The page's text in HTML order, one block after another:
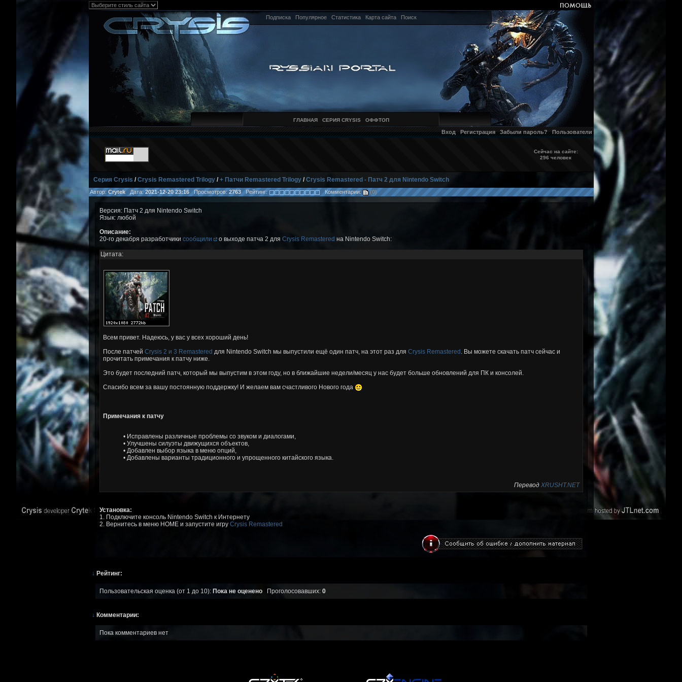
Подписка Популярное Статистика Карта сайта Поиск
ГЛАВНАЯ СЕРИЯ CRYSIS ОФФТОП
Вход Регистрация Забыли пароль? Пользователи
Сейчас на сайте:
296 человек
Серия Crysis /Crysis Remastered Trilogy/+ Патчи Remastered Trilogy/Crysis Remastered - Патч 2 для Nintendo Switch
Автор: CrytekДата:2021-12-20 23:16Просмотров:2763Рейтинг: Комментарии: (0)
Версия: Патч 2 для Nintendo Switch
Язык: любой
Описание:
20-го декабря разработчики сообщили о выходе патча 2 для Crysis Remastered на Nintendo Switch:
Цитата:
Всем привет. Надеюсь, у вас у всех хороший день!
После патчей Crysis 2 и 3 Remastered для Nintendo Switch мы выпустили ещё один патч, на этот раз для Crysis Remastered . Вы можете скачать патч сейчас и
прочитать примечания к патчу ниже.
Это будет последний патч, который мы выпустим в этом году, но в ближайшие недели/месяц у нас будет больше обновлений для ПК и консолей.
Спасибо всем за вашу постоянную поддержку! И желаем вам счастливого Нового года
Примечания к патчу
• Исправлены различные проблемы со звуком и диалогами,
• Улучшены силуэты движущихся объектов,
• Добавлен выбор языка в меню опций,
• Добавлены варианты традиционного и упрощенного китайского языка.
Перевод XRUSHT.NET
Установка:
1. Подключите консоль Nintendo Switch к Интернету
2. Вернитесь в меню HOME и запустите игру Crysis Remastered
↓ Рейтинг:
Пользовательская оценка (от 1 до 10): Пока не оцененоПроголосовавших: 0
↓ Комментарии:
Пока комментариев нет